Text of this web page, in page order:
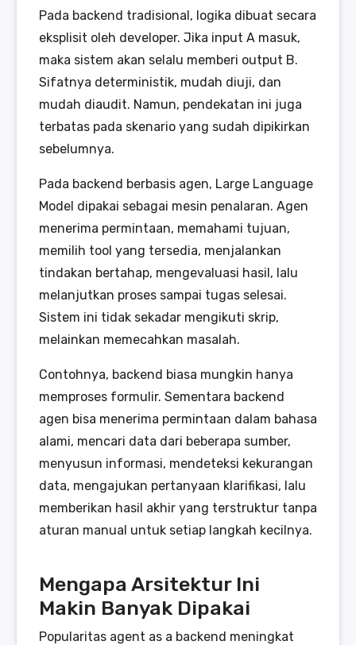
Pada backend tradisional, logika dibuat secara
eksplisit oleh developer. Jika input A masuk,
maka sistem akan selalu memberi output B.
Sifatnya deterministik, mudah diuji, dan
mudah diaudit. Namun, pendekatan ini juga
terbatas pada skenario yang sudah dipikirkan
sebelumnya.
Pada backend berbasis agen, Large Language
Model dipakai sebagai mesin penalaran. Agen
menerima permintaan, memahami tujuan,
memilih tool yang tersedia, menjalankan
tindakan bertahap, mengevaluasi hasil, lalu
melanjutkan proses sampai tugas selesai.
Sistem ini tidak sekadar mengikuti skrip,
melainkan memecahkan masalah.
Contohnya, backend biasa mungkin hanya
memproses formulir. Sementara backend
agen bisa menerima permintaan dalam bahasa
alami, mencari data dari beberapa sumber,
menyusun informasi, mendeteksi kekurangan
data, mengajukan pertanyaan klarifikasi, lalu
memberikan hasil akhir yang terstruktur tanpa
aturan manual untuk setiap langkah kecilnya.
Mengapa Arsitektur Ini
Makin Banyak Dipakai
Popularitas agent as a backend meningkat